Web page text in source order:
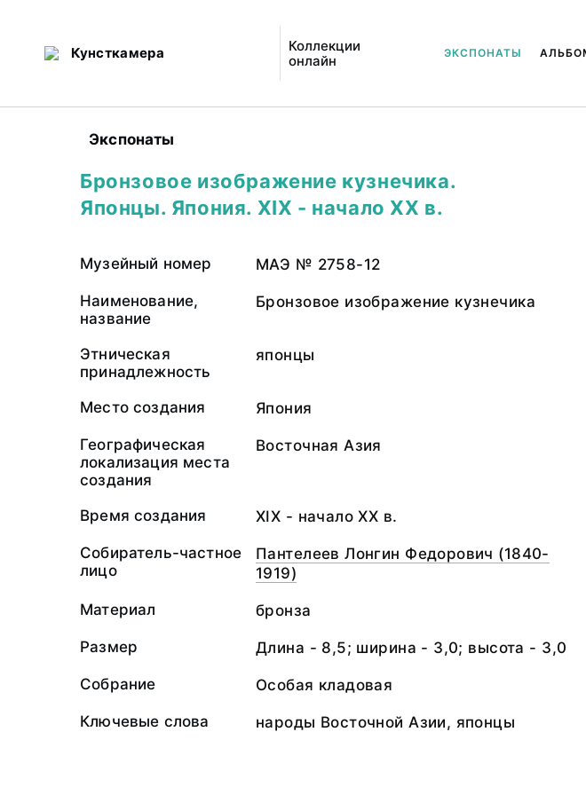
Кунсткамера
Коллекции
онлайн
ЭКСПОНАТЫ
Экспонаты
Бронзовое изображение кузнечика.
Японцы. Япония. XIX - начало ХХ в.
Музейный номер МАЭ № 2758-12
Наименование,
название
Бронзовое изображение кузнечика
Этническая
принадлежность
японцы
Место создания Япония
Географическая
локализация места
создания
Восточная Азия
Время создания XIX - начало ХХ в.
Собиратель-частное
лицо
Пантелеев Лонгин Федорович (1840-
1919)
Материал бронза
Размер Длина - 8,5; ширина - 3,0; высота - 3,0
Собрание Особая кладовая
Ключевые слова народы Восточной Азии, японцы